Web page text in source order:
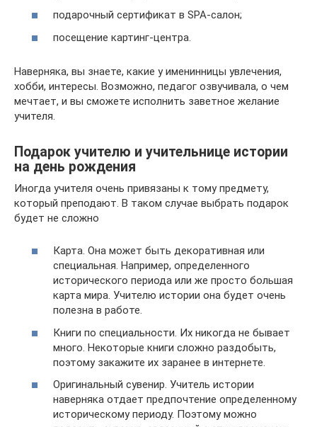
подарочный сертификат в SPA-салон;
посещение картинг-центра.
Наверняка, вы знаете, какие у именинницы увлечения,
хобби, интересы. Возможно, педагог озвучивала, о чем
мечтает, и вы сможете исполнить заветное желание
учителя.
Подарок учителю и учительнице истории
на день рождения
Иногда учителя очень привязаны к тому предмету,
который преподают. В таком случае выбрать подарок
будет не сложно
Карта. Она может быть декоративная или
специальная. Например, определенного
исторического периода или же просто большая
карта мира. Учителю истории она будет очень
полезна в работе.
Книги по специальности. Их никогда не бывает
много. Некоторые книги сложно раздобыть,
поэтому закажите их заранее в интернете.
Оригинальный сувенир. Учитель истории
наверняка отдает предпочтение определенному
историческому периоду. Поэтому можно